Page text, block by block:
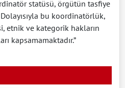
statüsü, örgütün tasfiye
Dolayısıyla bu koordinatörlük,
etnik ve kategorik hakların
kapsamamaktadır.”